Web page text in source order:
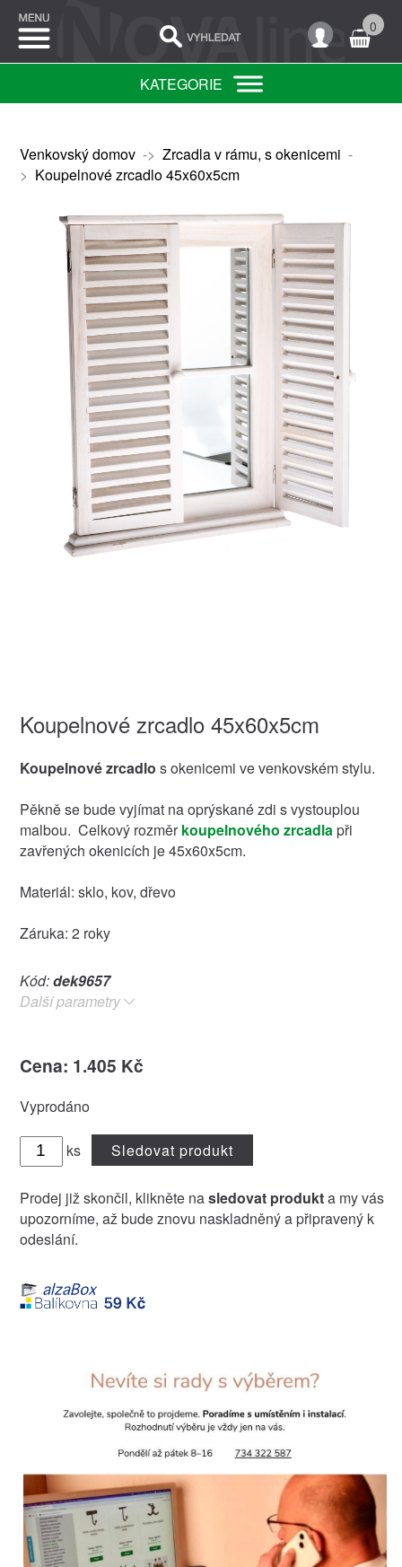
0
KATEGORIE
Venkovský domov-> Zrcadla v rámu, s okenicemi -
> Koupelnové zrcadlo 45x60x5cm
Koupelnové zrcadlo 45x60x5cm
Koupelnové zrcadlo s okenicemi ve venkovském stylu.
Pěkně se bude vyjímat na oprýskané zdi s vystouplou
malbou. Celkový rozměrkoupelnového zrcadlapři
zavřených okenicích je 45x60x5cm.
Materiál: sklo, kov, dřevo
Záruka: 2 roky
Kód:dek9657
Další parametry
Cena: 1.405 Kč
Vyprodáno
ks Sledovat produkt
Prodej již skončil, klikněte nasledovat produkta my vás
upozorníme, až bude znovu naskladněný a připravený k
odeslání.